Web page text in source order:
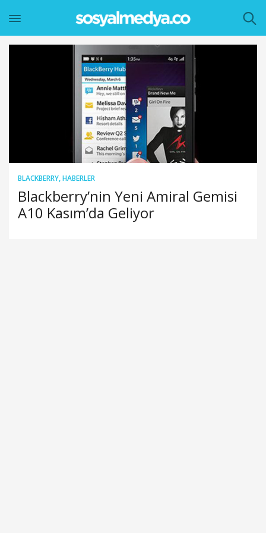
BLACKBERRY,HABERLER
Blackberry’nin Yeni Amiral Gemisi
A10 Kasım’da Geliyor